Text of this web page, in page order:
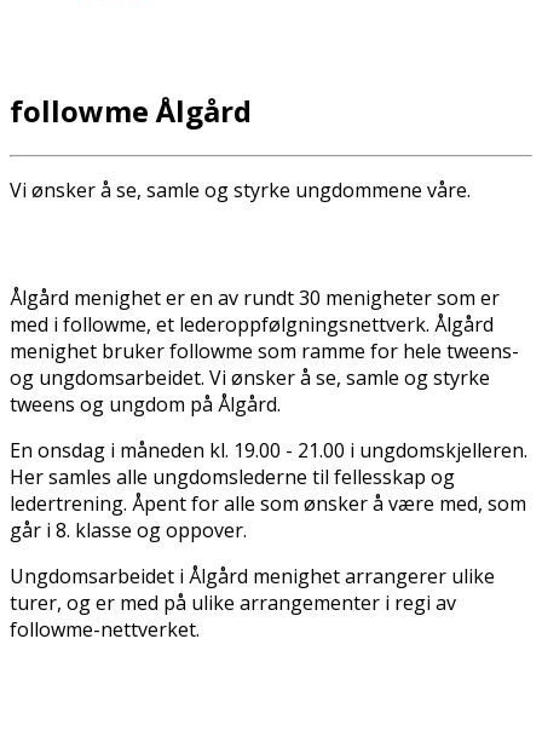
followme Ålgård
Vi ønsker å se, samle og styrke ungdommene våre.
Ålgård menighet er en av rundt 30 menigheter som er
med i followme, et lederoppfølgningsnettverk. Ålgård
menighet bruker followme som ramme for hele tweens-
og ungdomsarbeidet. Vi ønsker å se, samle og styrke
tweens og ungdom på Ålgård.
En onsdag i måneden kl. 19.00 - 21.00 i ungdomskjelleren.
Her samles alle ungdomslederne til fellesskap og
ledertrening. Åpent for alle som ønsker å være med, som
går i 8. klasse og oppover.
Ungdomsarbeidet i Ålgård menighet arrangerer ulike
turer, og er med på ulike arrangementer i regi av
followme-nettverket.